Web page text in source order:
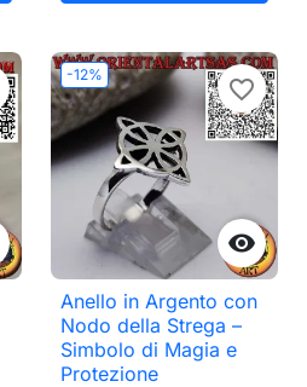
-12%

favorite_border
Anello in Argento con
Nodo della Strega –
Simbolo di Magia e
Protezione